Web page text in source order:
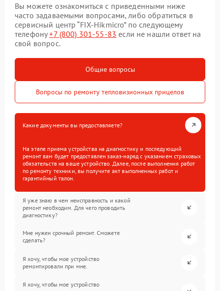
Вы можете ознакомиться с приведенными ниже
часто задаваемыми вопросами, либо обратиться в
сервисный центр “FIX-Hikmicro” по следующему
телефону+7 (800) 301-55-83 если не нашли ответ на
свой вопрос.
Общие вопросы
Вопросы по ремонту тепловизионных прицелов
Какие документы вы предоставляете?
На этапе приема устройства на диагностику и последующий
ремонт вам будет предоставлен заказ-наряд с указанием страховых
обязательств на ваше устройство. Далее, после выполнения работ
по ремонту техники, вы получите акт выполненных работ и
гарантийный талон.
Я уже знаю в чем неисправность и какой
ремонт необходим. Для чего проводить
диагностику?
Мне нужен срочный ремонт. Сможете
сделать?
Я хочу, чтобы мое устройство
ремонтировали при мне.
Я хочу, чтобы мое устройство